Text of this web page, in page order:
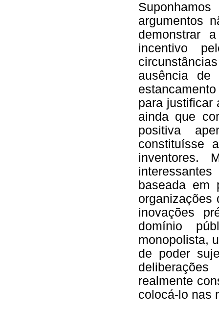
argumentos
demonstrar
incentivo
ausência de
para justificar
ainda que
positiva
constituísse
inventores.
baseada em
organizações
inovações
domínio
monopolista,
de poder
realmente
colocá-lo nas